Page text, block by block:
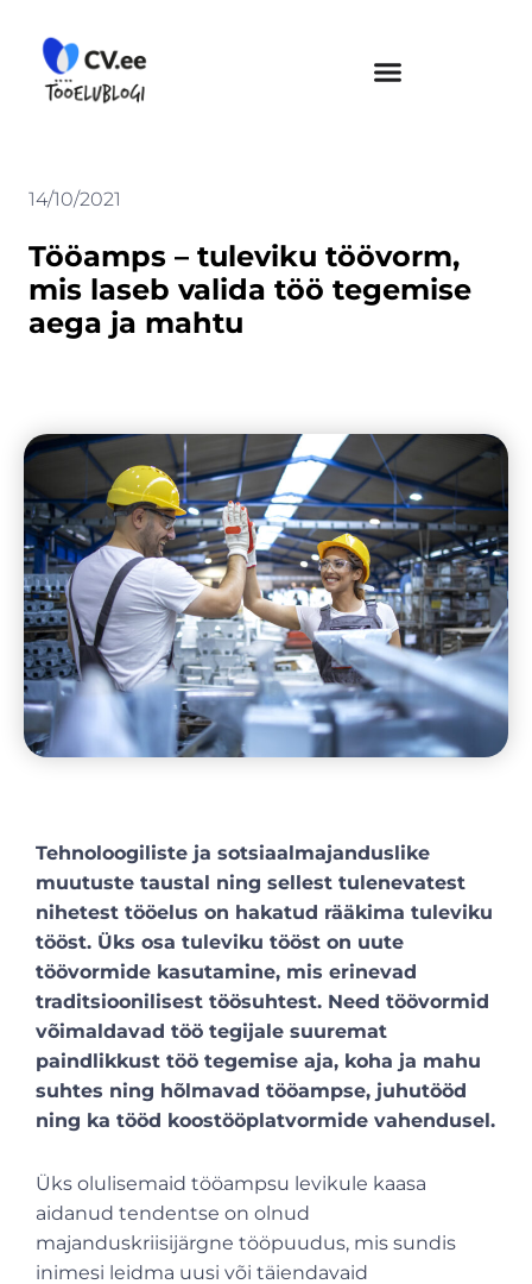
content
14/10/2021
Tööamps – tuleviku töövorm,
mis laseb valida töö tegemise
aega ja mahtu
Tehnoloogiliste ja sotsiaalmajanduslike
muutuste taustal ning sellest tulenevatest
nihetest tööelus on hakatud rääkima tuleviku
tööst. Üks osa tuleviku tööst on uute
töövormide kasutamine, mis erinevad
traditsioonilisest töösuhtest. Need töövormid
võimaldavad töö tegijale suuremat
paindlikkust töö tegemise aja, koha ja mahu
suhtes ning hõlmavad tööampse, juhutööd
ning ka tööd koostööplatvormide vahendusel.
Üks olulisemaid tööampsu levikule kaasa
aidanud tendentse on olnud
majanduskriisijärgne tööpuudus, mis sundis
inimesi leidma uusi või täiendavaid